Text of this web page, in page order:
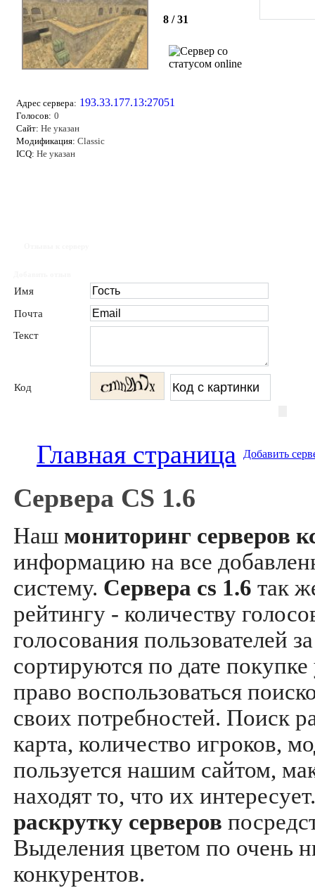
8 / 31
Адрес сервера: 193.33.177.13:27051
Голосов: 0
Сайт: Не указан
Модификация: Classic
ICQ: Не указан
Имя
Почта
Текст
Код
Главная страница Добавить
Сервера CS 1.6
Наш мониторинг серверов
информацию на все
систему. Сервера cs 1.6 так
рейтингу - количеству
голосования пользователей
сортируются по дате
право воспользоваться
своих потребностей. Поиск
карта, количество игроков,
пользуется нашим сайтом,
находят то, что их
раскрутку серверов
Выделения цветом по очень
конкурентов.